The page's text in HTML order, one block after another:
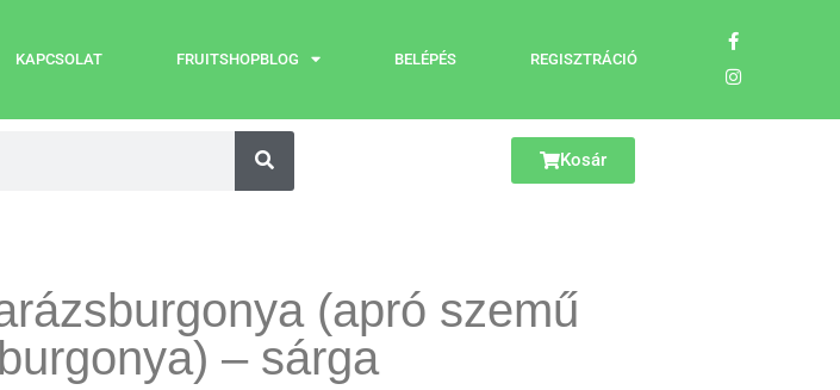
KAPCSOLAT FRUITSHOPBLOG BELÉPÉS REGISZTRÁCIÓ
Kosár
(apró szemű
– sárga